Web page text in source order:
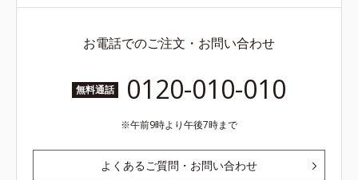
お電話でのご注文・お問い合わせ
無料通話 0120-010-010
午前9時より午後7時まで
よくあるご質問・お問い合わせ